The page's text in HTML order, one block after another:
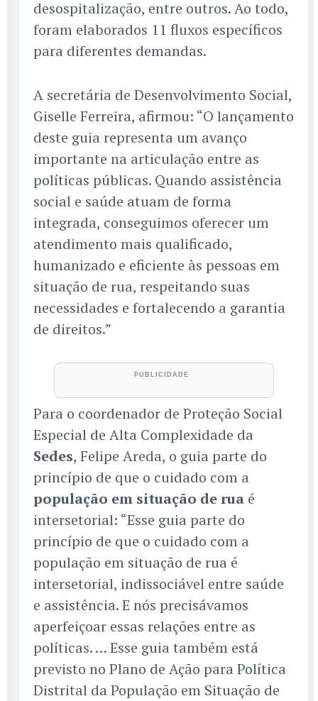
desospitalização, entre outros. Ao todo,
foram elaborados 11 fluxos específicos
para diferentes demandas.
A secretária de Desenvolvimento Social,
Giselle Ferreira, afirmou: “O lançamento
deste guia representa um avanço
importante na articulação entre as
políticas públicas. Quando assistência
social e saúde atuam de forma
integrada, conseguimos oferecer um
atendimento mais qualificado,
humanizado e eficiente às pessoas em
situação de rua, respeitando suas
necessidades e fortalecendo a garantia
de direitos.”
Para o coordenador de Proteção Social
Especial de Alta Complexidade da
Sedes, Felipe Areda, o guia parte do
princípio de que o cuidado com a
população em situação de rua é
intersetorial: “Esse guia parte do
princípio de que o cuidado com a
população em situação de rua é
intersetorial, indissociável entre saúde
e assistência. E nós precisávamos
aperfeiçoar essas relações entre as
políticas. … Esse guia também está
previsto no Plano de Ação para Política
Distrital da População em Situação de